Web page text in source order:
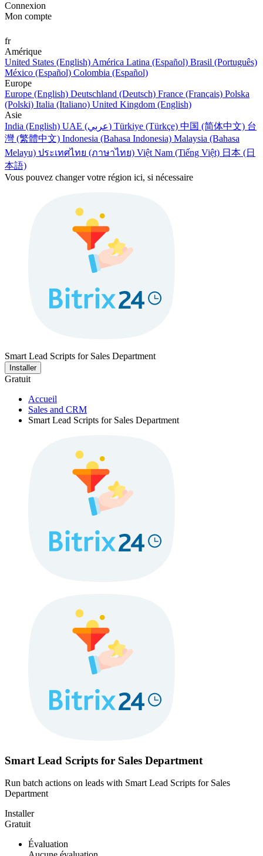
Connexion
Mon compte
fr
Amérique
United States (English) América Latina (Español) Brasil (Português)
México (Español) Colombia (Español)
Europe
Europe (English) Deutschland (Deutsch) France (Français) Polska
(Polski) Italia (Italiano) United Kingdom (English)
Asie
India (English)
UAE (عربي) Türkiye (Türkçe) 中国 (简体中文) 台
灣 (繁體中文) Indonesia (Bahasa Indonesia) Malaysia (Bahasa
Melayu) ประเทศไทย (ภาษาไทย) Việt Nam (Tiếng Việt) 日本 (日
本語)
Vous pouvez changer votre région ici, si nécessaire
Smart Lead Scripts for Sales Department
Installer
Gratuit
Accueil
Sales and CRM
Smart Lead Scripts for Sales Department
Smart Lead Scripts for Sales Department
Run batch actions on leads with Smart Lead Scripts for Sales
Department
Installer
Gratuit
Évaluation